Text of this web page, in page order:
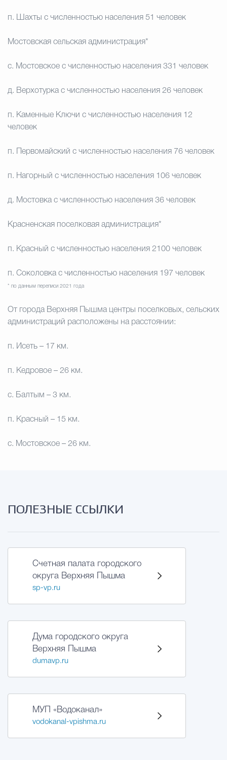
п. Шахты с численностью населения 51 человек
Мостовская сельская администрация*
с. Мостовское с численностью населения 331 человек
д. Верхотурка с численностью населения 26 человек
п. Каменные Ключи с численностью населения 12
человек
п. Первомайский с численностью населения 76 человек
п. Нагорный с численностью населения 106 человек
д. Мостовка с численностью населения 36 человек
Красненская поселковая администрация*
п. Красный с численностью населения 2100 человек
п. Соколовка с численностью населения 197 человек
* по данным переписи 2021 года
От города Верхняя Пышма центры поселковых, сельских
администраций расположены на расстоянии:
п. Исеть – 17 км.
п. Кедровое – 26 км.
с. Балтым – 3 км.
п. Красный – 15 км.
с. Мостовское – 26 км.
ПОЛЕЗНЫЕ ССЫЛКИ
Счетная палата городского
округа Верхняя Пышма
sp-vp.ru
Дума городского округа
Верхняя Пышма
dumavp.ru
МУП «Водоканал»
vodokanal-vpishma.ru